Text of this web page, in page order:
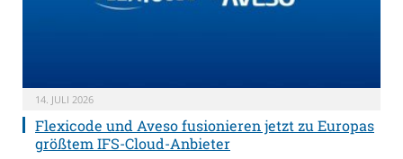
14. JULI 2026
Flexicode und Aveso fusionieren jetzt zu Europas
größtem IFS-Cloud-Anbieter